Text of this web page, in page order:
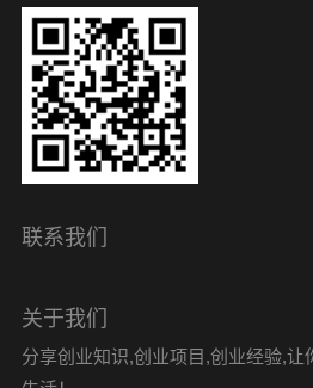
联系我们
关于我们
分享创业知识,创业项目,创业经验,让